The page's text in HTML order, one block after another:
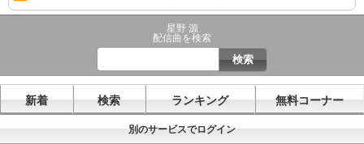
星野 源
配信曲を検索
新着 検索 ランキング 無料コーナー
別のサービスでログイン